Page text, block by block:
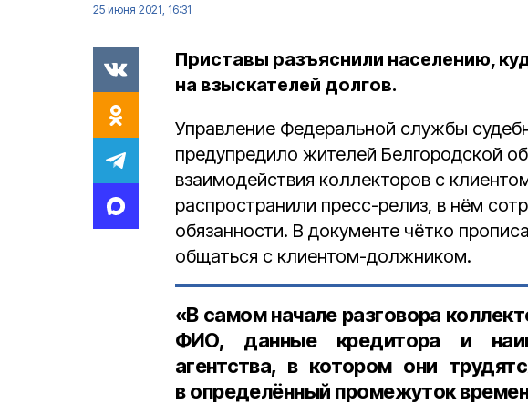
25 июня 2021, 16:31
Приставы разъяснили населению,
на взыскателей долгов.
Управление Федеральной службы
предупредило жителей Белгородской
взаимодействия коллекторов с
распространили пресс-релиз, в нём
обязанности. В документе чётко
общаться с клиентом-должником.
«В самом начале разговора
ФИО, данные кредитора и
агентства, в котором они
в определённый промежуток